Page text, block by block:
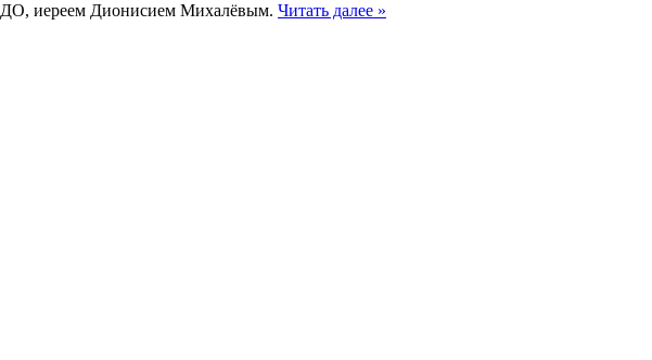
иереем Дионисием Михалёвым. Читать далее »